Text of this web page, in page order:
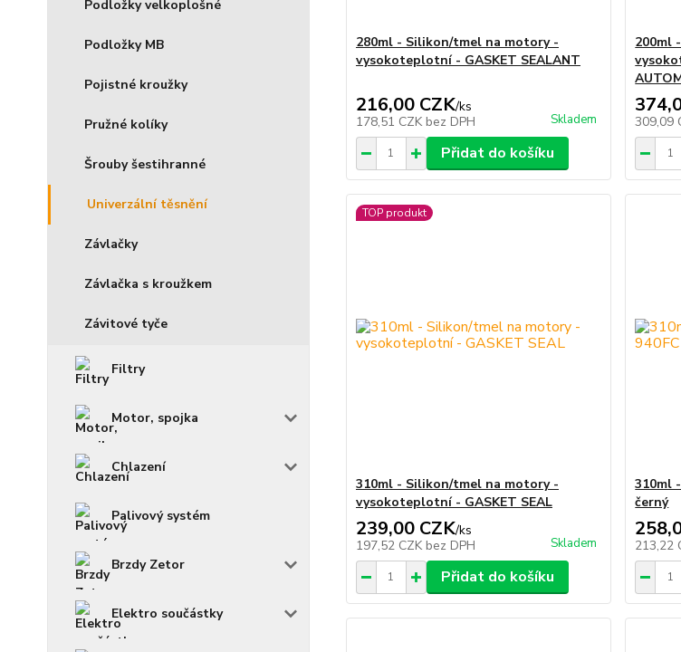
Podložky velkoplošné
Podložky MB
Pojistné kroužky
Pružné kolíky
Šrouby šestihranné
Univerzální těsnění
Závlačky
Závlačka s kroužkem
Závitové tyče
Filtry
Motor, spojka
Chlazení
Palivový systém
Brzdy Zetor
Elektro součástky
280ml - Silikon/tmel na motory -
vysokoteplotní - GASKET SEALANT
216,00 CZK/ks
178,51 CZK bez DPH Skladem
Přidat do košíku
200ml
309,09
TOP produkt
310ml - Silikon/tmel na motory -
vysokoteplotní - GASKET SEAL
239,00 CZK/ks
197,52 CZK bez DPH Skladem
Přidat do košíku
310ml
černý
213,22